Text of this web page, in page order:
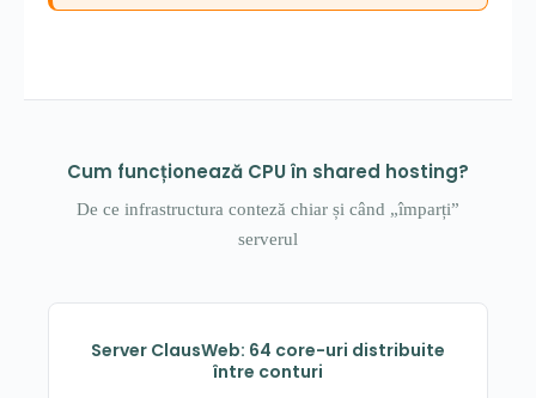
Cum funcționează CPU în shared hosting?
De ce infrastructura conteză chiar și când „împarți”
serverul
Server ClausWeb: 64 core-uri distribuite
între conturi